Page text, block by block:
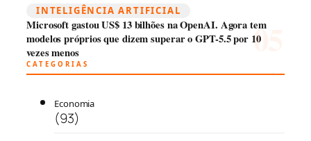
INTELIGÊNCIA ARTIFICIAL
Microsoft gastou US$ 13 bilhões na OpenAI. Agora tem
modelos próprios que dizem superar o GPT-5.5 por 10
vezes menos
CATEGORIAS
Economia
(93)